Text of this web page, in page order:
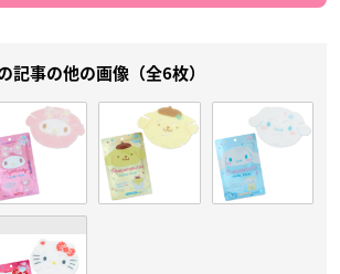
記事の他の画像（全6枚）